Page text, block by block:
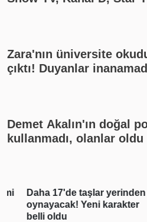
Zara'nın üniversite
çıktı! Duyanlar
Demet Akalın'ın doğal
kullanmadı, olanlar oldu
Daha 17'de taşlar yerinden
oynayacak! Yeni karakter
belli oldu